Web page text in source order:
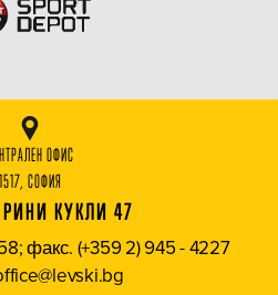
ОФИС
1517, СОФИЯ
КУКЛИ 47
факс. (+359 2) 945 - 4227